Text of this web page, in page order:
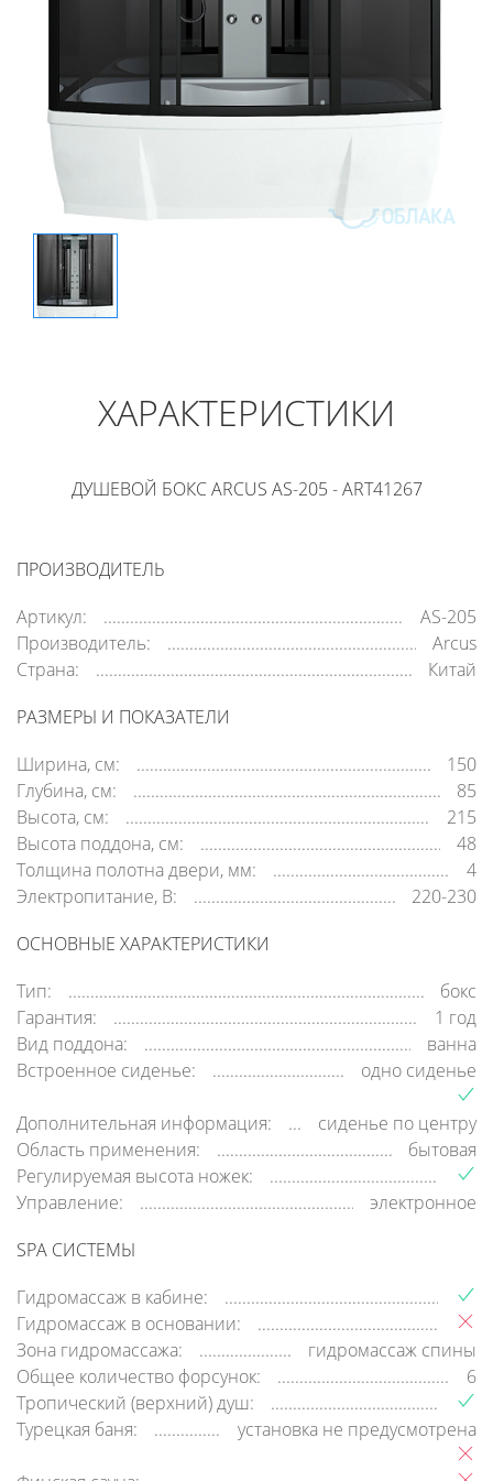
ХАРАКТЕРИСТИКИ
ДУШЕВОЙ БОКС ARCUS AS-205 - ART41267
ПРОИЗВОДИТЕЛЬ
Артикул:
AS-205
Производитель:
Arcus
Страна:
Китай
РАЗМЕРЫ И ПОКАЗАТЕЛИ
Ширина, см:
150
Глубина, см:
85
Высота, см:
215
Высота поддона, см:
48
Толщина полотна двери, мм:
4
Электропитание, В:
220-230
ОСНОВНЫЕ ХАРАКТЕРИСТИКИ
Тип:
бокс
Гарантия:
1 год
Вид поддона:
ванна
Встроенное сиденье:
одно сиденье
Дополнительная информация:
сиденье по центру
Область применения:
бытовая
Регулируемая высота ножек:
Управление:
электронное
SPA СИСТЕМЫ
Гидромассаж в кабине:
Гидромассаж в основании:
Зона гидромассажа:
гидромассаж спины
Общее количество форсунок:
6
Тропический (верхний) душ:
Турецкая баня:
установка не предусмотрена